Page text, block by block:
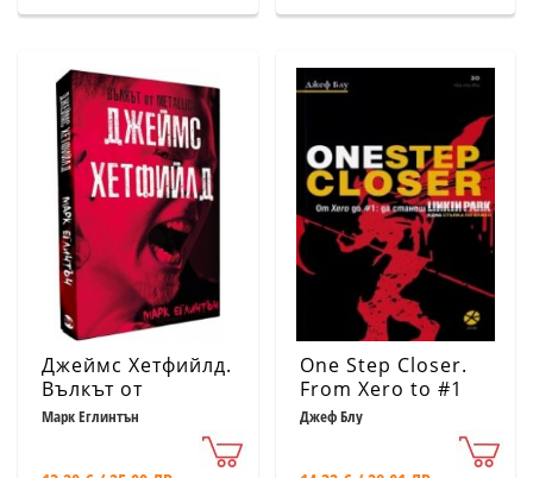
Джеймс Хетфийлд.
Вълкът от
METALLICA
Марк Еглинтън
One Step Closer.
From Xero to #1
Becoming Linkin
Park. Една стъпка
Джеф Блу